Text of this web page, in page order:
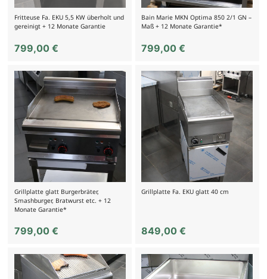
Fritteuse Fa. EKU 5,5 KW überholt und
gereinigt + 12 Monate Garantie
799,00 €
Bain Marie MKN Optima 850 2/1 GN –
Maß + 12 Monate Garantie*
799,00€
Grillplatte glatt Burgerbräter,
Smashburger, Bratwurst etc. + 12
Monate Garantie*
799,00 €
Grillplatte Fa. EKU glatt 40 cm
849,00€